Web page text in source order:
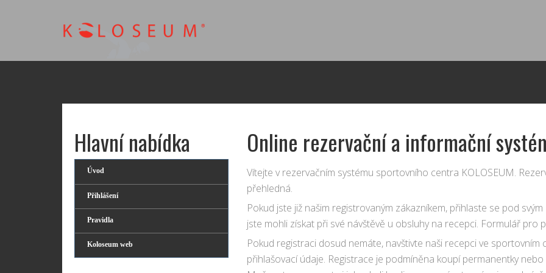
Hlavní nabídka
Úvod
Přihlášení
Pravidla
Koloseum web
Online rezervační a informační
Vítejte v rezervačním systému sportovního centra KOLOSEUM.
přehledná.
Pokud jste již našim registrovaným zákazníkem, přihlaste se pod
jste mohli získat při své návštěvě u obsluhy na recepci. Formulář pro
Pokud registraci dosud nemáte, navštivte naši recepci ve sportovním
přihlašovací údaje. Registrace je podmíněna koupí permanentky